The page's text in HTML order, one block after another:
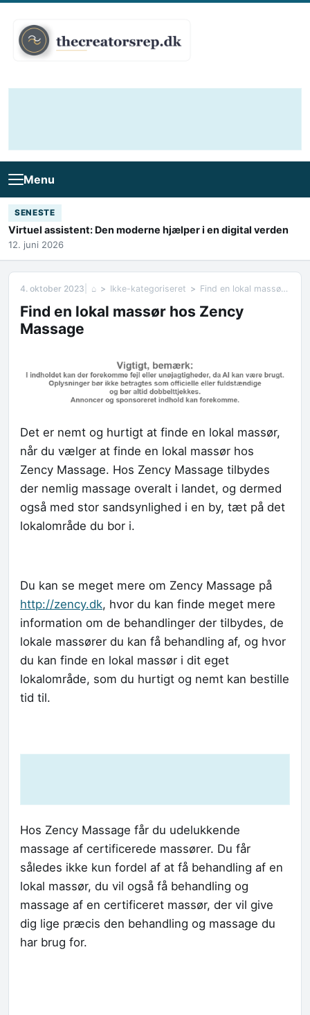
Menu
SENESTE
Virtuel assistent: Den moderne hjælper i en digital verden
12. juni 2026
4. oktober 2023 ⌂ Ikke-kategoriseret Find en lokal massør hos Zency Massage
Find en lokal massør hos Zency
Massage
Det er nemt og hurtigt at finde en lokal massør,
når du vælger at finde en lokal massør hos
Zency Massage. Hos Zency Massage tilbydes
der nemlig massage overalt i landet, og dermed
også med stor sandsynlighed i en by, tæt på det
lokalområde du bor i.
Du kan se meget mere om Zency Massage på
http://zency.dk, hvor du kan finde meget mere
information om de behandlinger der tilbydes, de
lokale massører du kan få behandling af, og hvor
du kan finde en lokal massør i dit eget
lokalområde, som du hurtigt og nemt kan bestille
tid til.
Hos Zency Massage får du udelukkende
massage af certificerede massører. Du får
således ikke kun fordel af at få behandling af en
lokal massør, du vil også få behandling og
massage af en certificeret massør, der vil give
dig lige præcis den behandling og massage du
har brug for.